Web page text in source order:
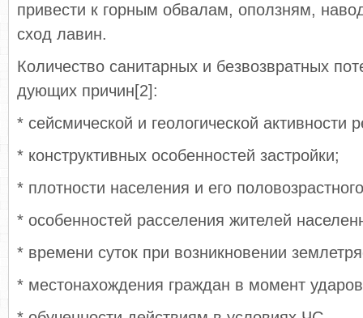
привести к горным обвалам, оползням,
сход лавин.
Количество санитарных и безвозвратных
дующих причин[2]:
* сейсмической и геологической активности
* конструктивных особенностей застройки;
* плотности населения и его
* особенностей расселения жителей
* времени суток при возникновении
* местонахождения граждан в момент